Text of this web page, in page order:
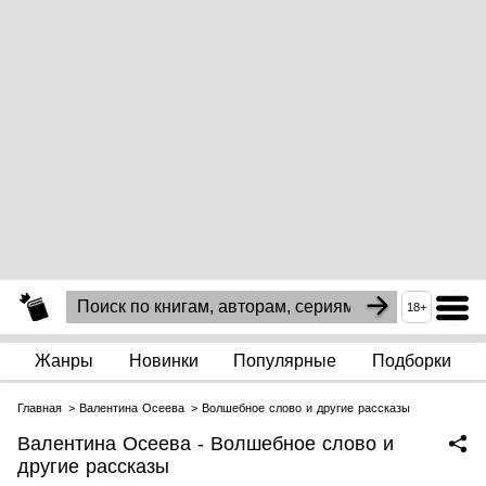
18+
Жанры Новинки Популярные Подборки
Главная Валентина Осеева Волшебное слово и другие рассказы
Валентина Осеева - Волшебное слово и
другие рассказы